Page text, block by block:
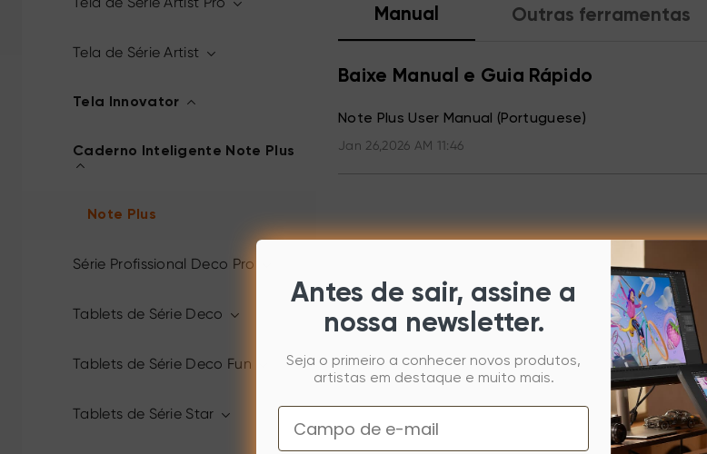
Tela de Série Artist
Tela Innovator
Caderno Inteligente Note Plus
Note Plus
Série Profissional Deco Pro
Tablets de Série Deco
Tablets de Série Deco Fun
Tablets de Série Star
Manual Outras ferramentas
Baixe Manual e Guia Rápido
Note Plus User Manual (Portuguese)
Jan 26,2026 AM 11:46
Antes de sair, assine a
nossa newsletter.
Seja o primeiro a conhecer novos produtos,
artistas em destaque e muito mais.
Email